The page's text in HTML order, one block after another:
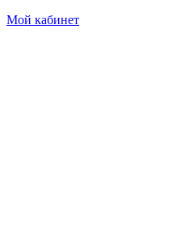
Мой кабинет